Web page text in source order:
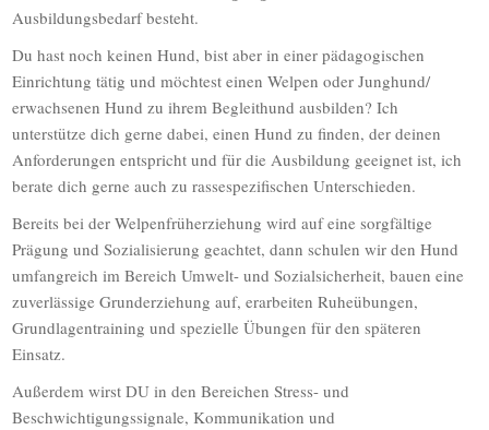
Ausbildungsbedarf besteht.
Du hast noch keinen Hund, bist aber in einer pädagogischen
Einrichtung tätig und möchtest einen Welpen oder Junghund/
erwachsenen Hund zu ihrem Begleithund ausbilden? Ich
unterstütze dich gerne dabei, einen Hund zu finden, der deinen
Anforderungen entspricht und für die Ausbildung geeignet ist, ich
berate dich gerne auch zu rassespezifischen Unterschieden.
Bereits bei der Welpenfrüherziehung wird auf eine sorgfältige
Prägung und Sozialisierung geachtet, dann schulen wir den Hund
umfangreich im Bereich Umwelt- und Sozialsicherheit, bauen eine
zuverlässige Grunderziehung auf, erarbeiten Ruheübungen,
Grundlagentraining und spezielle Übungen für den späteren
Einsatz.
Außerdem wirst DU in den Bereichen Stress- und
Beschwichtigungssignale, Kommunikation und